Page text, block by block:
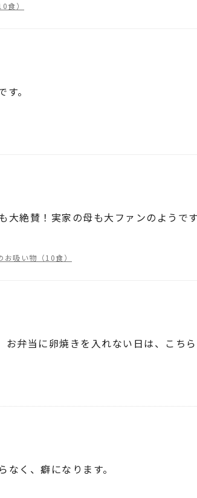
食）
。
絶賛！実家の母も大ファンのようです
吸い物（10食）
弁当に卵焼きを入れない日は、こちら
く、癖になります。